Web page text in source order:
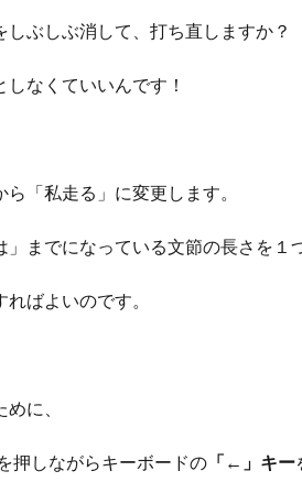
しぶしぶ消して、打ち直しますか？
しなくていいんです！
ら「私走る」に変更します。
」までになっている文節の長さを１
ればよいのです。
に、
押しながらキーボードの 「←」キー